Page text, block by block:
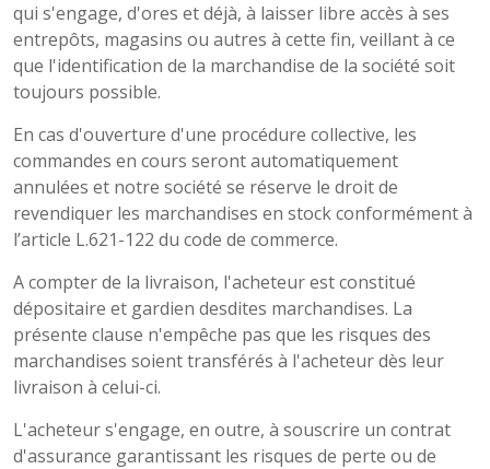
qui s'engage, d'ores et déjà, à laisser libre accès à ses
entrepôts, magasins ou autres à cette fin, veillant à ce
que l'identification de la marchandise de la société soit
toujours possible.
En cas d'ouverture d'une procédure collective, les
commandes en cours seront automatiquement
annulées et notre société se réserve le droit de
revendiquer les marchandises en stock conformément à
l’article L.621-122 du code de commerce.
A compter de la livraison, l'acheteur est constitué
dépositaire et gardien desdites marchandises. La
présente clause n'empêche pas que les risques des
marchandises soient transférés à l'acheteur dès leur
livraison à celui-ci.
L'acheteur s'engage, en outre, à souscrire un contrat
d'assurance garantissant les risques de perte ou de